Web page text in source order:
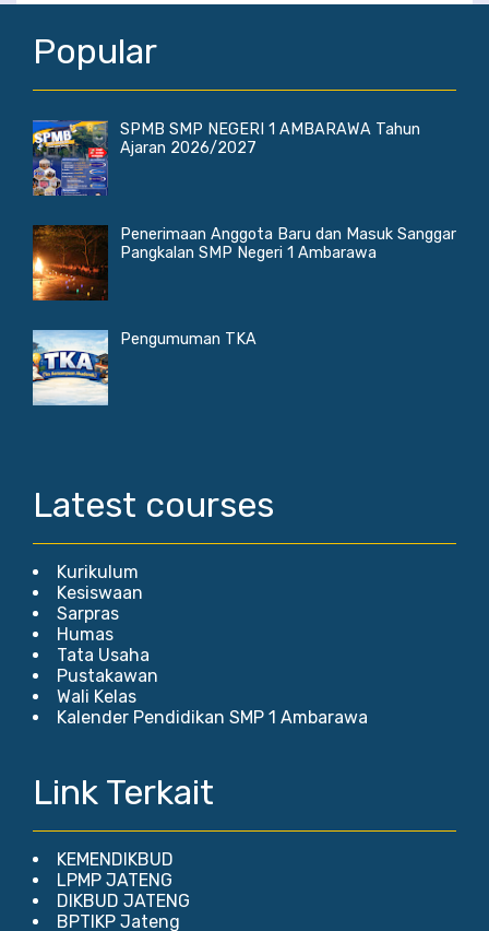
Popular
SPMB SMP NEGERI 1 AMBARAWA Tahun
Ajaran 2026/2027
Penerimaan Anggota Baru dan Masuk Sanggar
Pangkalan SMP Negeri 1 Ambarawa
Pengumuman TKA
Latest courses
Kurikulum
Kesiswaan
Sarpras
Humas
Tata Usaha
Pustakawan
Wali Kelas
Kalender Pendidikan SMP 1 Ambarawa
Link Terkait
KEMENDIKBUD
LPMP JATENG
DIKBUD JATENG
BPTIKP Jateng